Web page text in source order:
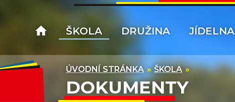
ŠKOLA DRUŽINA JÍDELNA
ÚVODNÍ STRÁNKA ŠKOLA
DOKUMENTY